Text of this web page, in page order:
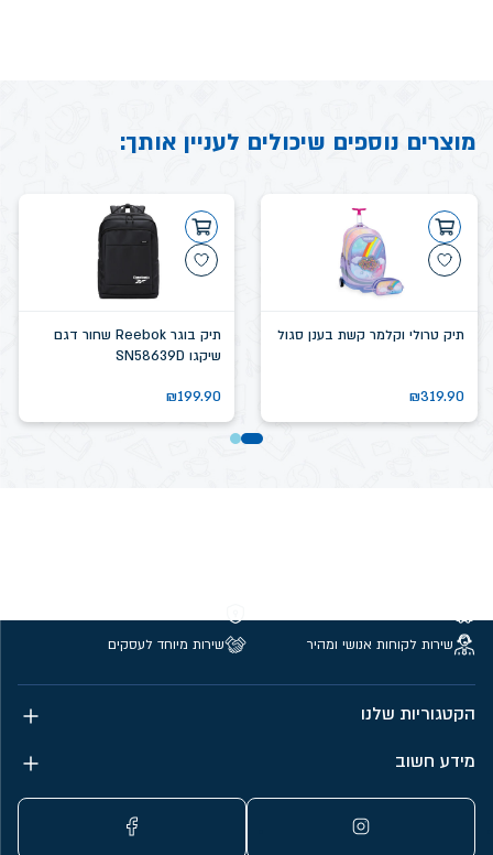
מוצרים נוספים שיכולים לעניין אותך:
תיק טרולי וקלמר קשת בענן סגול
₪319.90
תיק בוגר Reebok שחור דגם
שיקגו SN58639D
₪199.90
שירות לקוחות אנושי ומהיר
שירות מיוחד לעסקים
הקטגוריות שלנו
מידע חשוב